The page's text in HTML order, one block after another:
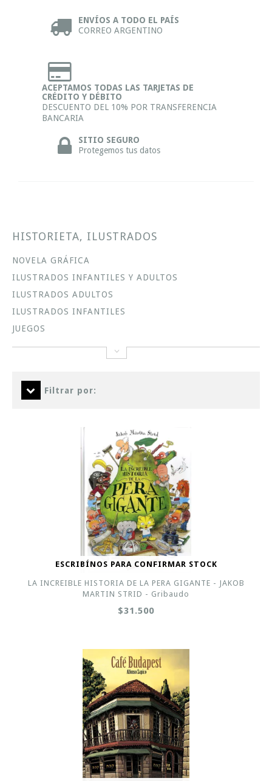
ENVÍOS A TODO EL PAÍS
CORREO ARGENTINO
ACEPTAMOS TODAS LAS TARJETAS DE
CRÉDITO Y DÉBITO
DESCUENTO DEL 10% POR TRANSFERENCIA
BANCARIA
SITIO SEGURO
Protegemos tus datos
HISTORIETA, ILUSTRADOS
NOVELA GRÁFICA
ILUSTRADOS INFANTILES Y ADULTOS
ILUSTRADOS ADULTOS
ILUSTRADOS INFANTILES
JUEGOS
Filtrar por:
ESCRIBÍNOS PARA CONFIRMAR STOCK
LA INCREIBLE HISTORIA DE LA PERA GIGANTE - JAKOB
MARTIN STRID - Gribaudo
$31.500